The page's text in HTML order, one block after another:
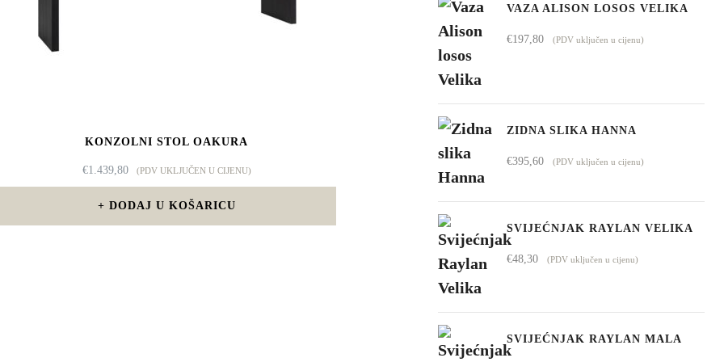
KONZOLNI STOL OAKURA
€1.439,80 (PDV UKLJUČEN U CIJENU)
DODAJ U KOŠARICU
VAZA ALISON LOSOS VELIKA
€197,80 (PDV uključen u cijenu)
ZIDNA SLIKA HANNA
€395,60 (PDV uključen u cijenu)
SVIJEĆNJAK RAYLAN VELIKA
€48,30 (PDV uključen u cijenu)
SVIJEĆNJAK RAYLAN MALA